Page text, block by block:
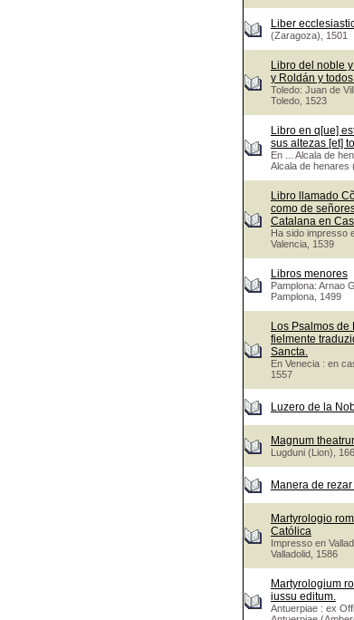
Liber
(Zaragoza), 1501
Libro del noble
y Roldán y
Toledo: Juan de
Toledo, 1523
Libro en q[ue]
sus altezas [et]
En ... Alcala de
Alcala de henares
Libro llamado
como de
Catalana en
Ha sido impresso
Valencia, 1539
Libros menores
Pamplona: Arnao
Pamplona, 1499
Los Psalmos
fielmente
Sancta.
En Venecia : en
1557
Luzero de la
Magnum
Lugduni (Lion),
Manera de
Martyrologio
Católica
Impresso en
Valladolid, 1586
Martyrologium
iussu editum.
Antuerpiae : ex